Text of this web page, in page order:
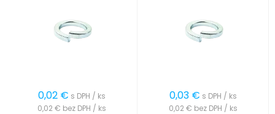
0,02 € s DPH / ks
0,02 € bez DPH / ks
0,03 € s DPH / ks
0,02 € bez DPH / ks